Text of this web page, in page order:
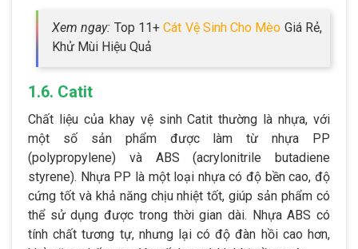
Xem ngay: Top 11+Cát Vệ Sinh Cho Mèo Giá Rẻ,
Khử Mùi Hiệu Quả
1.6. Catit
Chất liệu của khay vệ sinh Catit thường là nhựa, với
một số sản phẩm được làm từ nhựa PP
(polypropylene) và ABS (acrylonitrile butadiene
styrene). Nhựa PP là một loại nhựa có độ bền cao, độ
cứng tốt và khả năng chịu nhiệt tốt, giúp sản phẩm có
thể sử dụng được trong thời gian dài. Nhựa ABS có
tính chất tương tự, nhưng lại có độ đàn hồi cao hơn,